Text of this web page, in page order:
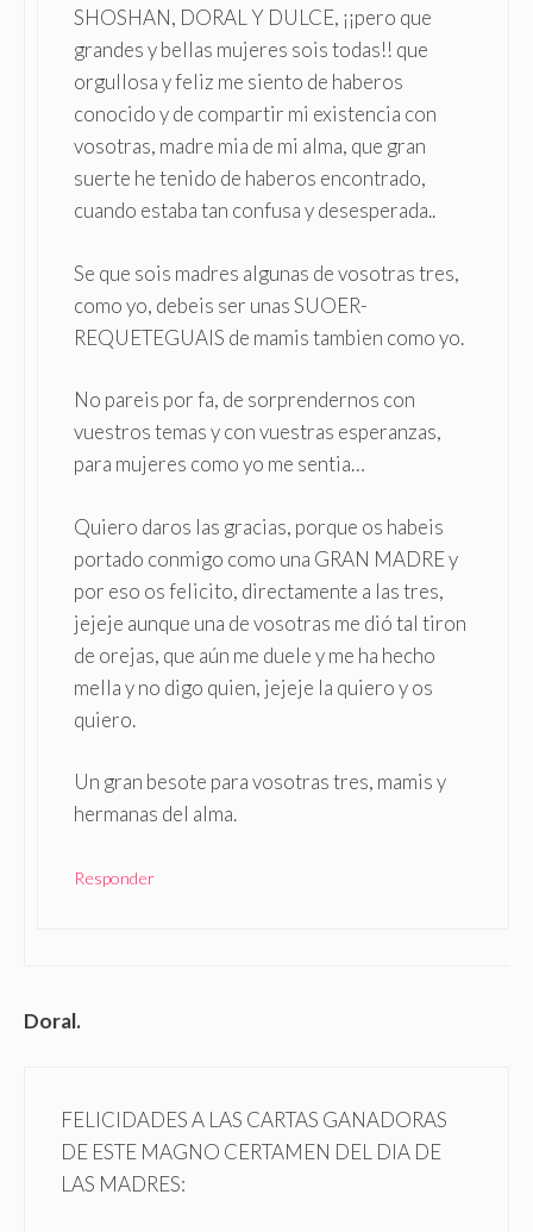
SHOSHAN, DORAL Y DULCE, ¡¡pero que
grandes y bellas mujeres sois todas!! que
orgullosa y feliz me siento de haberos
conocido y de compartir mi existencia con
vosotras, madre mia de mi alma, que gran
suerte he tenido de haberos encontrado,
cuando estaba tan confusa y desesperada..
Se que sois madres algunas de vosotras tres,
como yo, debeis ser unas SUOER-
REQUETEGUAIS de mamis tambien como yo.
No pareis por fa, de sorprendernos con
vuestros temas y con vuestras esperanzas,
para mujeres como yo me sentia…
Quiero daros las gracias, porque os habeis
portado conmigo como una GRAN MADRE y
por eso os felicito, directamente a las tres,
jejeje aunque una de vosotras me dió tal tiron
de orejas, que aún me duele y me ha hecho
mella y no digo quien, jejeje la quiero y os
quiero.
Un gran besote para vosotras tres, mamis y
hermanas del alma.
Responder
Doral.
FELICIDADES A LAS CARTAS GANADORAS
DE ESTE MAGNO CERTAMEN DEL DIA DE
LAS MADRES: